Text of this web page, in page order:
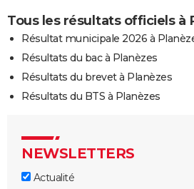
Tous les résultats officiels à
Résultat municipale 2026 à
Résultats du bac à Planèzes
Résultats du brevet à Planèzes
Résultats du BTS à Planèzes
NEWSLETTERS
Actualité